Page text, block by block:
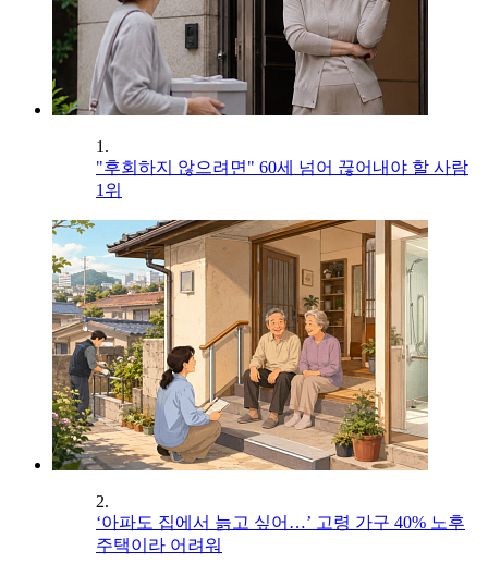
1.
"후회하지 않으려면" 60세 넘어 끊어내야 할 사람
1위
2.
‘아파도 집에서 늙고 싶어…’ 고령 가구 40% 노후
주택이라 어려워